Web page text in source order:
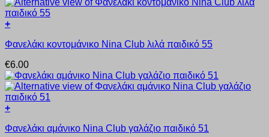
του
προϊόντος
παραλλαγές.
Οι
επιλογές
να
στη
σελίδα
του
προϊόντος
+
το
έχει
πολλαπλές
παραλλαγές.
Οι
επιλογές
να
Φανελάκι κοντομάνικο Nina Club λιλά παιδικό 55
€6.00
+
το
Φανελάκι αμάνικο Nina Club γαλάζιο παιδικό 51